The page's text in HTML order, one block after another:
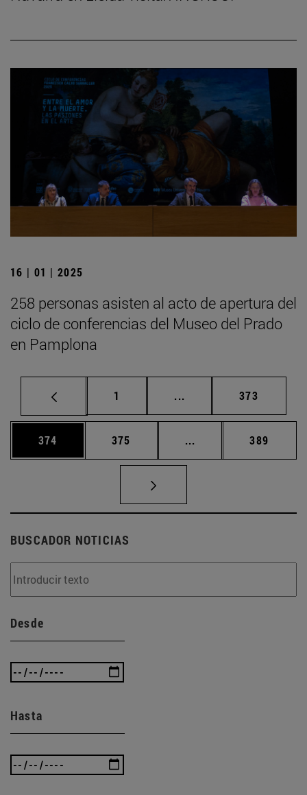
16 | 01 | 2025
258 personas asisten al acto de apertura del
ciclo de conferencias del Museo del Prado
en Pamplona
Página
1 ... Páginas intermedias
Página
373
Página
374 Página
375 ... Páginas intermedias
Página
389
BUSCADOR NOTICIAS
Desde
Hasta